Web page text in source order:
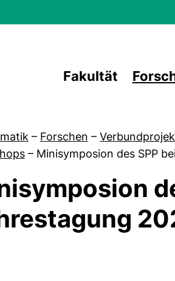
Fakultät
– Forschen –
– Minisymposion des SPP
Über uns